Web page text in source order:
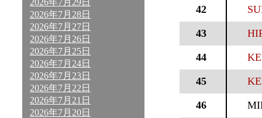
2026年7月29日
2026年7月28日
2026年7月27日
2026年7月26日
2026年7月25日
2026年7月24日
2026年7月23日
2026年7月22日
2026年7月21日
2026年7月20日
42
43
44
45
46